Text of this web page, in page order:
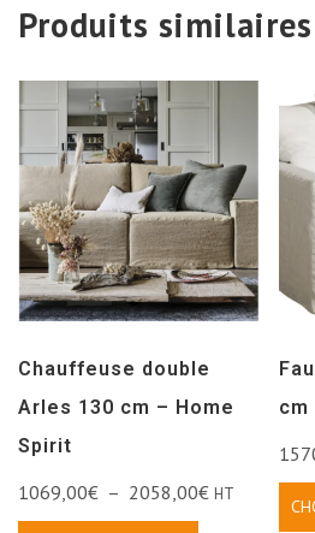
Produits similaires
Chauffeuse double
Arles 130 cm – Home
Spirit
1069,00€ – 2058,00€ HT
cm